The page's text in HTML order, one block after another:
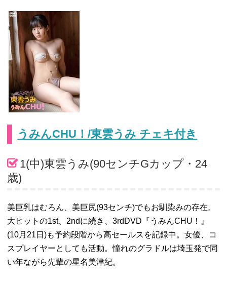
うみんCHU！/東雲うみ チェキ付き
1(中)東雲うみ(90センチGカップ・24
歳)
美巨乳はむろん、美巨尻(93センチ)でもお馴染みの存在。
大ヒットの1st、2ndに続き、3rdDVD『うみんCHU！』
(10月21日)も予約段階から高セールスを記録中。女優、コ
スプレイヤーとしても活動。憧れのグラドルは埼玉発で同
い年ながら先輩の星名美津紀。